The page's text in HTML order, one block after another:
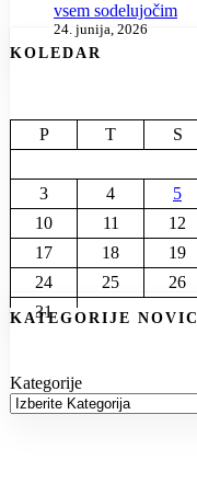
vsem sodelujočim
24. junija, 2026
KOLEDAR
P
T S
3
4 5
10
11 12
17
18 19
24
25 26
31
KATEGORIJE NOVIC
Kategorije